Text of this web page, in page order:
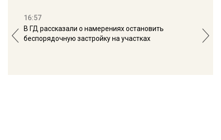
16:57
В ГД рассказали о намерениях остановить
беспорядочную застройку на участках